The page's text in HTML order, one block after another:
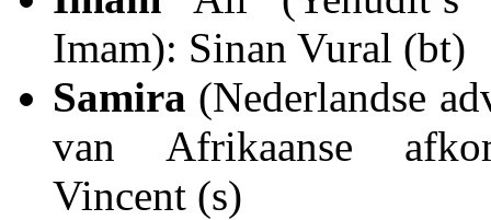
Imam): Sinan Vural (bt)
Samira (Nederlandse
van Afrikaanse
Vincent (s)